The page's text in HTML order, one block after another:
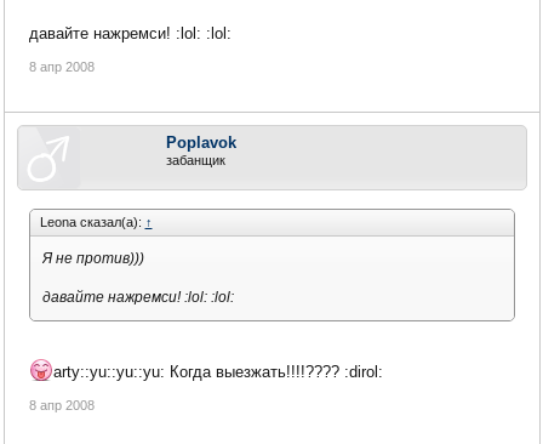
давайте нажремси! :lol: :lol:
8 апр 2008
Poplavok
забанщик
Leona сказал(а): ↑
Я не против)))
давайте нажремси! :lol: :lol:
arty::yu::yu::yu: Когда выезжать!!!!???? :dirol:
8 апр 2008